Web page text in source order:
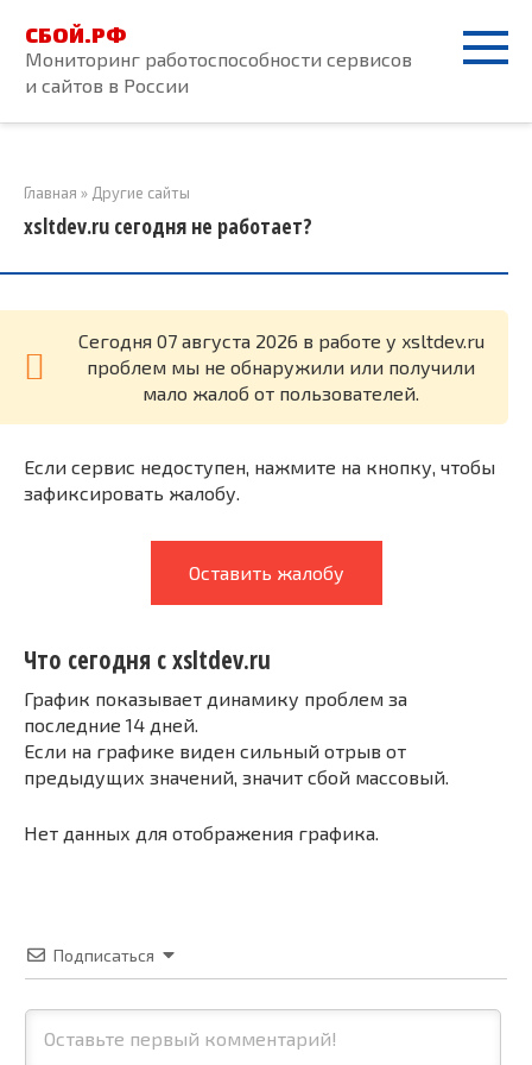
контенту
СБОЙ.РФ
Мониторинг работоспособности сервисов
и сайтов в России
Главная » Другие сайты
xsltdev.ru сегодня не работает?
Cегодня 07 августа 2026 в работе у xsltdev.ru
проблем мы не обнаружили или получили
мало жалоб от пользователей.
Если сервис недоступен, нажмите на кнопку, чтобы
зафиксировать жалобу.
Оставить жалобу
Что сегодня с xsltdev.ru
График показывает динамику проблем за
последние 14 дней.
Если на графике виден сильный отрыв от
предыдущих значений, значит сбой массовый.
Нет данных для отображения графика.
Подписаться